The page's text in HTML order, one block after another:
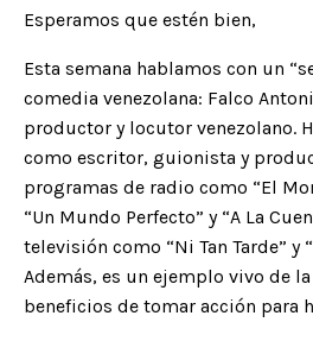
Esperamos que estén bien,
Esta semana hablamos con un
comedia venezolana: Falco
productor y locutor venezolano. H
como escritor, guionista y
programas de radio como “El
“Un Mundo Perfecto” y “A La
televisión como “Ni Tan Tarde” y
Además, es un ejemplo vivo de
beneficios de tomar acción para